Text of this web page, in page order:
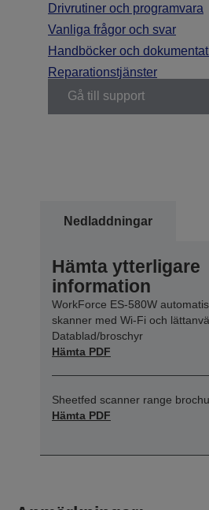
Drivrutiner och programvara
Vanliga frågor och svar
Handböcker och
Reparationstjänster
Gå till support
Nedladdningar
Hämta ytterligare
information
WorkForce ES-580W
skanner med Wi-Fi och
Datablad/broschyr
Hämta PDF
Sheetfed scanner range
Hämta PDF